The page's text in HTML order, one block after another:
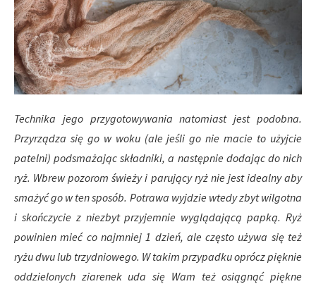
Technika jego przygotowywania natomiast jest podobna.
Przyrządza się go w woku (ale jeśli go nie macie to użyjcie
patelni) podsmażając składniki, a następnie dodając do nich
ryż. Wbrew pozorom świeży i parujący ryż nie jest idealny aby
smażyć go w ten sposób. Potrawa wyjdzie wtedy zbyt wilgotna
i skończycie z niezbyt przyjemnie wyglądającą papką. Ryż
powinien mieć co najmniej 1 dzień, ale często używa się też
ryżu dwu lub trzydniowego. W takim przypadku oprócz pięknie
oddzielonych ziarenek uda się Wam też osiągnąć piękne